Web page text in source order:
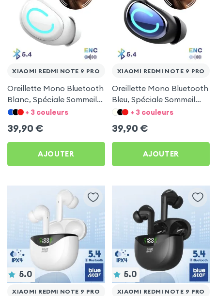
XIAOMI REDMI NOTE 9 PRO
Oreillette Mono Bluetooth
Blanc, Spéciale Sommeil
pour Xiaomi Redmi Note 9
+ 3 couleurs
39,90 €
AJOUTER
XIAOMI REDMI NOTE 9 PRO
Oreillette Mono Bluetooth
Bleu, Spéciale Sommeil
pour Xiaomi Redmi Note 9
+ 3 couleurs
39,90 €
AJOUTER
5.0
XIAOMI REDMI NOTE 9 PRO
5.0
XIAOMI REDMI NOTE 9 PRO